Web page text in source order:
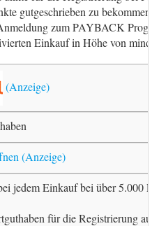
gutgeschrieben zu bekommen,
zum PAYBACK
Einkauf in Höhe von
jedem Einkauf bei über 5.000
für die Registrierung